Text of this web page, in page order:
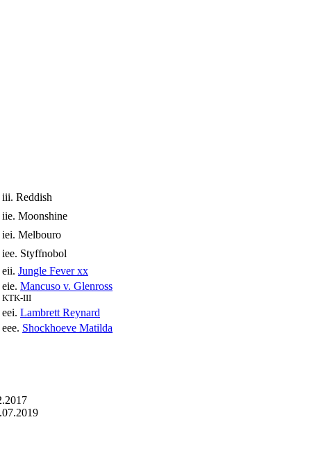
iii. Reddish
iie. Moonshine
iei. Melbouro
iee. Styffnobol
eii. Jungle Fever xx
eie. Mancuso v. Glenross
KTK-III
eei. Lambrett Reynard
eee. Shockhoeve Matilda